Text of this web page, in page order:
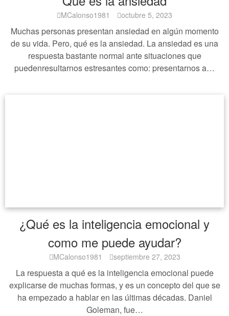
MCalonso1981 octubre 5, 2023
Muchas personas presentan ansiedad en algún momento
de su vida. Pero, qué es la ansiedad. La ansiedad es una
respuesta bastante normal ante situaciones que
puedenresultarnos estresantes como: presentarnos a…
¿Qué es la inteligencia emocional y
como me puede ayudar?
MCalonso1981 septiembre 27, 2023
La respuesta a qué es la inteligencia emocional puede
explicarse de muchas formas, y es un concepto del que se
ha empezado a hablar en las últimas décadas. Daniel
Goleman, fue…